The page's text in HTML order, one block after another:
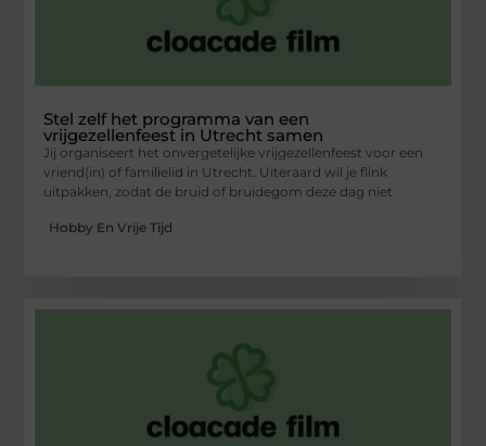
Stel zelf het programma van een
vrijgezellenfeest in Utrecht samen
Jij organiseert het onvergetelijke vrijgezellenfeest voor een
vriend(in) of familielid in Utrecht. Uiteraard wil je flink
uitpakken, zodat de bruid of bruidegom deze dag niet
Hobby En Vrije Tijd